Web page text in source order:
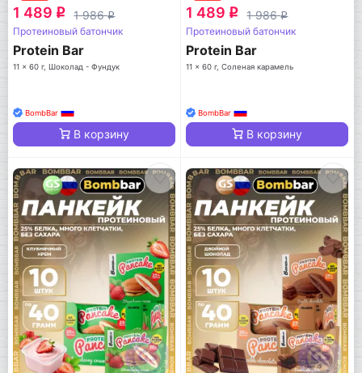
1 489 q 1 986q
Протеиновый батончик
Protein Bar
11 x 60 г, Шоколад - Фундук
BombBar
В корзину
1 489 q 1 986q
Протеиновый батончик
Protein Bar
11 x 60 г, Соленая карамель
BombBar
В корзину